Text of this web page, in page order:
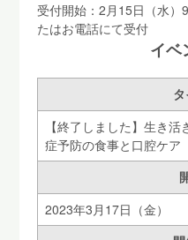
受付開始：2月15日（水）
たはお電話にて受付
イベ
【終了しました】生き
症予防の食事と口腔ケア
2023年3月17日（金）